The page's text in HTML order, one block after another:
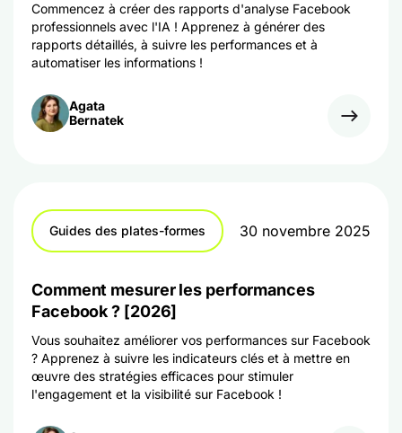
Commencez à créer des rapports d'analyse Facebook
professionnels avec l'IA ! Apprenez à générer des
rapports détaillés, à suivre les performances et à
automatiser les informations !
Agata
Bernatek
Guides des plates-formes 30 novembre 2025
Comment mesurer les performances
Facebook ? [2026]
Vous souhaitez améliorer vos performances sur Facebook
? Apprenez à suivre les indicateurs clés et à mettre en
œuvre des stratégies efficaces pour stimuler
l'engagement et la visibilité sur Facebook !